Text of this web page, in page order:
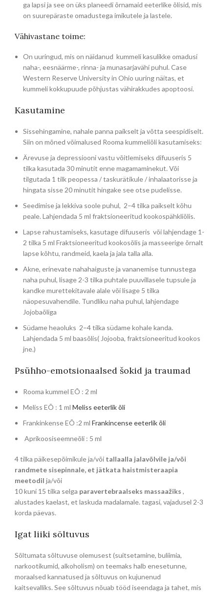
ga lapsi ja see on üks planeedi õrnamaid eeterlike õlisid, mis
on suurepäraste omadustega imikutele ja lastele.
Vähivastane toime:
On uuringud, mis on näidanud kummeli kasulikke omadusi
naha-, eesnäärme-, rinna- ja munasarjavähi puhul. Case
Western Reserve University in Ohio uuring näitas, et
kummeli kokkupuude põhjustas vähirakkudes apoptoosi.
Kasutamine
Sissehingamine, nahale panna paikselt ja võtta seespidiselt.
Siin on mõned võimalused Rooma kummeliõli kasutamiseks:
Ärevuse ja depressiooni vastu võitlemiseks difuuseris 5
tilka kasutada 30 minutit enne magamaminekut. Või
tilgutada 1 tilk peopessa / taskurätikule / inhalaatorisse ja
hingata sisse 20 minutit hingake see otse pudelisse.
Seedimise ja lekkiva soole puhul, 2–4 tilka paikselt kõhu
peale. Lahjendada 5 ml fraktsioneeritud kookospähkliõlis.
Lapse rahustamiseks, kasutage difuuseris või lahjendage 1-
2 tilka 5 ml Fraktsioneeritud kookosõlis ja masseerige õrnalt
lapse kõhtu, randmeid, kaela ja jala talla alla.
Akne, erinevate nahahaiguste ja vananemise tunnustega
naha puhul, lisage 2-3 tilka puhtale puuvillasele tupsule ja
kandke murettekitavale alale või lisage 5 tilka
näopesuvahendile. Tundliku naha puhul, lahjendage
Jojobaõliga
Südame heaoluks 2–4 tilka südame kohale kanda.
Lahjendada 5 ml baasõlis( Jojooba, fraktsioneeritud kookos
jne.)
Psühho-emotsionaalsed šokid ja traumad
Rooma kummel EÕ : 2 ml
Meliss EÕ : 1 ml Meliss eeterlik õli
Frankinkense EÕ :2 ml Frankincense eeterlik õli
Aprikoosiseemneõli : 5 ml
4 tilka päikesepõimikule ja/või tallaalla jalavõlvile ja/või
randmete sisepinnale, et jätkata haistmisteraapia
meetodil ja/või
10 kuni 15 tilka selga paravertebraalseks massaažiks ,
alustades kaelast, et laskuda madalamale. tagasi, vajadusel 2-3
korda päevas.
Igat liiki sõltuvus
Sõltumata sõltuvuse olemusest (suitsetamine, buliimia,
narkootikumid, alkoholism) on teemaks halb enesetunne,
moraalsed kannatused ja sõltuvus on kujunenud
kaitsevalliks. See sõltuvus nõuab tööd iseendaga ja tahet, mis